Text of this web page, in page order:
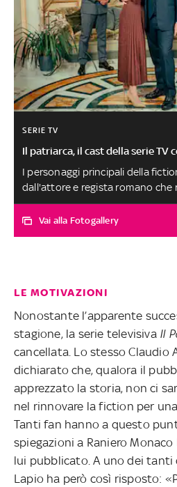
SERIE TV
Il patriarca, il cast della serie TV
I personaggi principali della
dall'attore e regista romano che
un narcotrafficante pugliese di
conti con l’Alzheimer
Vai alla Fotogallery
LE MOTIVAZIONI
Nonostante l’apparente
stagione, la serie televisiva Il
cancellata. Lo stesso Claudio
dichiarato che, qualora il
apprezzato la storia, non ci
nel rinnovare la fiction per
Tanti fan hanno a questo
spiegazioni a Raniero
lui pubblicato. A uno dei tanti
Lapio ha però così risposto: